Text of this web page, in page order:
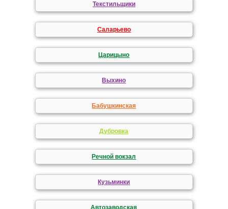
Текстильщики
Саларьево
Царицыно
Выхино
Бабушкинская
Дубровка
Речной вокзал
Кузьминки
Автозаводская